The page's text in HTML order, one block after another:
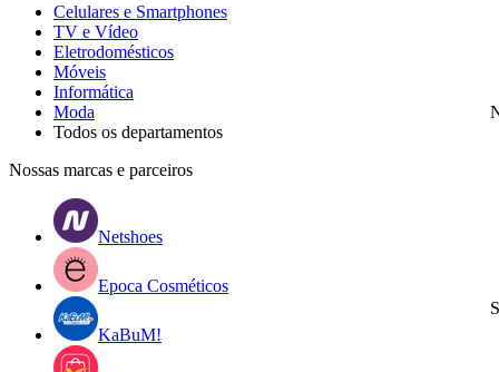
Celulares e Smartphones
TV e Vídeo
Eletrodomésticos
Móveis
Informática
Moda
Todos os departamentos
Nossas marcas e parceiros
Netshoes
Epoca Cosméticos
KaBuM!